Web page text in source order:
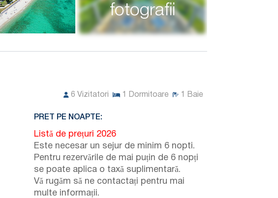
fotografii
6 Vizitatori 1 Dormitoare 1 Baie
PRET PE NOAPTE:
Listă de prețuri 2026
Este necesar un sejur de minim 6 nopti.
Pentru rezervările de mai puțin de 6 nopți
se poate aplica o taxă suplimentară.
Vă rugăm să ne contactați pentru mai
multe informații.